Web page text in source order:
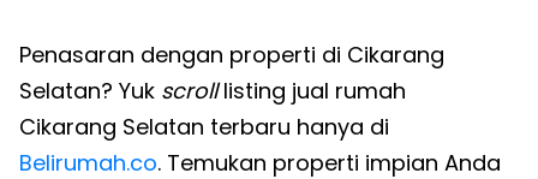
Penasaran dengan properti di Cikarang
Selatan? Yuk scrolllisting jual rumah
Cikarang Selatan terbaru hanya di
Belirumah.co. Temukan properti impian Anda